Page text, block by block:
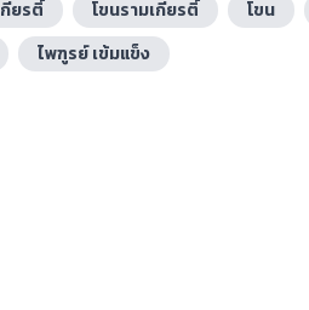
ยรติ์ โขนรามเกียรติ์ โขน
ไพฑูรย์ เข้มแข็ง